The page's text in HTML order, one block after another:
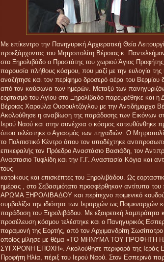
Με επίκεντρο την Πανηγυρική Αρχιερατική Θεία
προεξάρχοντος του Μητροπολίτη Βέροιας κ.
στο Ξηρολιβάδο ο Προστάτης του χωριού Άγιος
παρουσία πλήθους κόσμου, που μαζί με την ευλογία της
αναζήτησε και τον περίφημο δροσερό αέρα του Βερμίου
από τον καύσωνα των ημερών. Μεταξύ των
εορτασμό του Αγίου στο Ξηρολίβαδο παρευρέθηκε και η
Βέροιας Χαρούλα Ουσουλτζόγλου με την Αντιδήμαρχο
Ακολούθησε η αναβίωση της παράδοσης των Εικόνων
Ιερού Ναού και στην συνέχεια ο κόσμος κατευθύνθηκε
όπου τελέστηκε ο Αγιασμός των πηγαδιών. Ο
το Πολιτιστικό Κέντρο όπου τον υποδέχτηκε
επικεφαλής τον Πρόεδρο Αναστάσιο Βασιάδη, τον
Αναστασιο Τυφλίδη και την Γ.Γ. Αναστασία Κόγια και
τους
κατοίκους και επισκέπτες του Ξηρολιβάδου. Ως
ημέρας , στο Σεβασμιότατο προσφέρθηκαν αντίτυπα του
ΑΡΩΜΑ ΞΗΡΟΛΙΒΑΔΟΥ και περίτεχνο ποιμενικό
συμβολίζει την ιδιότητα των Ιεραρχών ως Ποιμεναρχών
παράδοση του Ξηρολιβάδου. Με εξαιρετική λαμπρότητα
προσέλευση κόσμου τελέστηκε και ο Πανηγυρικός
παραμονή της Εορτής, από τον Αρχιμανδρίτη Σωσίπατρο
οποίος μίλησε με θέμα «ΤΟ ΜΗΝΥΜΑ ΤΟΥ ΠΡΟΦΗΤΗ
ΣΥΓΧΡΟΝΗ ΕΠΟΧΗ». Ακολούθησε περιφορά της Ιεράς
Προφήτη Ηλία, πέριξ του Ιερού Ναού. Στον Εσπερινό